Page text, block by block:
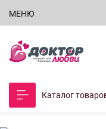
МЕНЮ
Каталог